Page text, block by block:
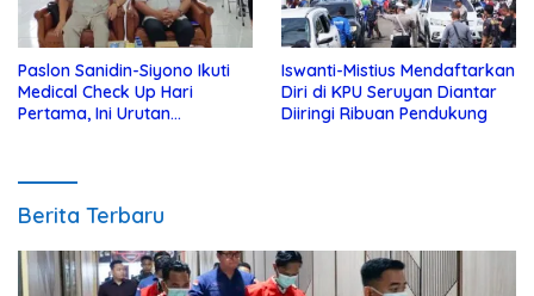
Paslon Sanidin-Siyono Ikuti
Medical Check Up Hari
Pertama, Ini Urutan
Iswanti-Mistius Mendaftarkan
Diri di KPU Seruyan Diantar
Diiringi Ribuan Pendukung
Berita Terbaru